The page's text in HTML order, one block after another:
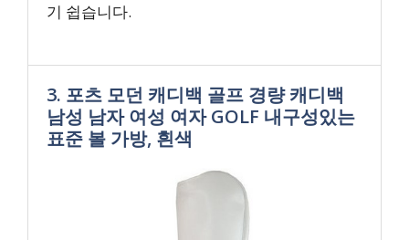
기 쉽습니다.
3. 포츠 모던 캐디백 골프 경량 캐디백
남성 남자 여성 여자 GOLF 내구성있는
표준 볼 가방, 흰색